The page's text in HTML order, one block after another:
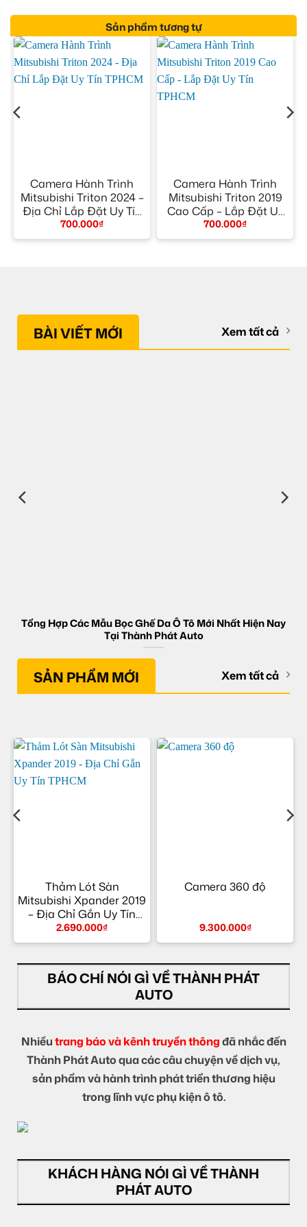
Sản phẩm tương tự
Camera Hành Trình
Mitsubishi Triton 2024 –
Địa Chỉ Lắp Đặt Uy Tín
TPHCM
700.000₫
Camera Hành Trình
Mitsubishi Triton 2019
Cao Cấp – Lắp Đặt Uy
Tín TPHCM
700.000₫
BÀI VIẾT MỚI Xem tất cả
Tổng Hợp Các Mẫu Bọc Ghế Da Ô Tô Mới Nhất Hiện Nay
Tại Thành Phát Auto
SẢN PHẨM MỚI Xem tất cả
Thảm Lót Sàn
Mitsubishi Xpander 2019
– Địa Chỉ Gắn Uy Tín
TPHCM
2.690.000₫
Camera 360 độ
9.300.000₫
BÁO CHÍ NÓI GÌ VỀ THÀNH PHÁT
AUTO
Nhiềutrang báo và kênh truyền thôngđã nhắc đến
Thành Phát Auto qua các câu chuyện về dịch vụ,
sản phẩm và hành trình phát triển thương hiệu
trong lĩnh vực phụ kiện ô tô.
KHÁCH HÀNG NÓI GÌ VỀ THÀNH
PHÁT AUTO